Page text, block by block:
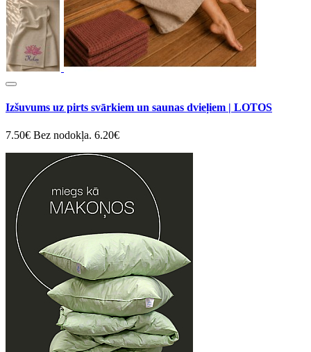
Izšuvums uz pirts svārkiem un saunas dvieļiem | LOTOS
7.50€ Bez nodokļa. 6.20€